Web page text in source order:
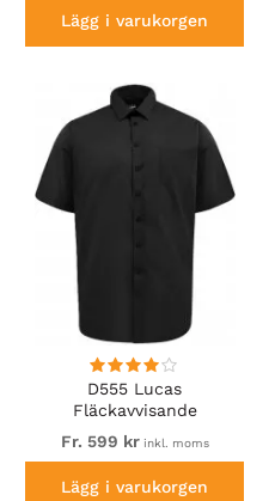
Lägg i varukorgen
D555 Lucas
Fläckavvisande
Lättstruken
Stretchskjorta med Kort
Fr. 599 krinkl. moms
Lägg i varukorgen